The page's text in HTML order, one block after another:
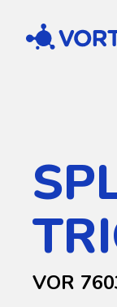
Vortex
VOR